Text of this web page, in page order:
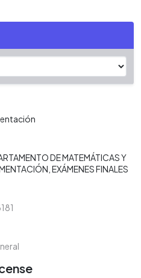
DE MATEMÁTICAS Y
EXÁMENES FINALES